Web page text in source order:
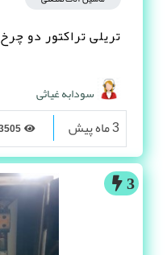
تریلی تراکتور دو چرخ
سودابه غیاثی
3 ماه پیش
3